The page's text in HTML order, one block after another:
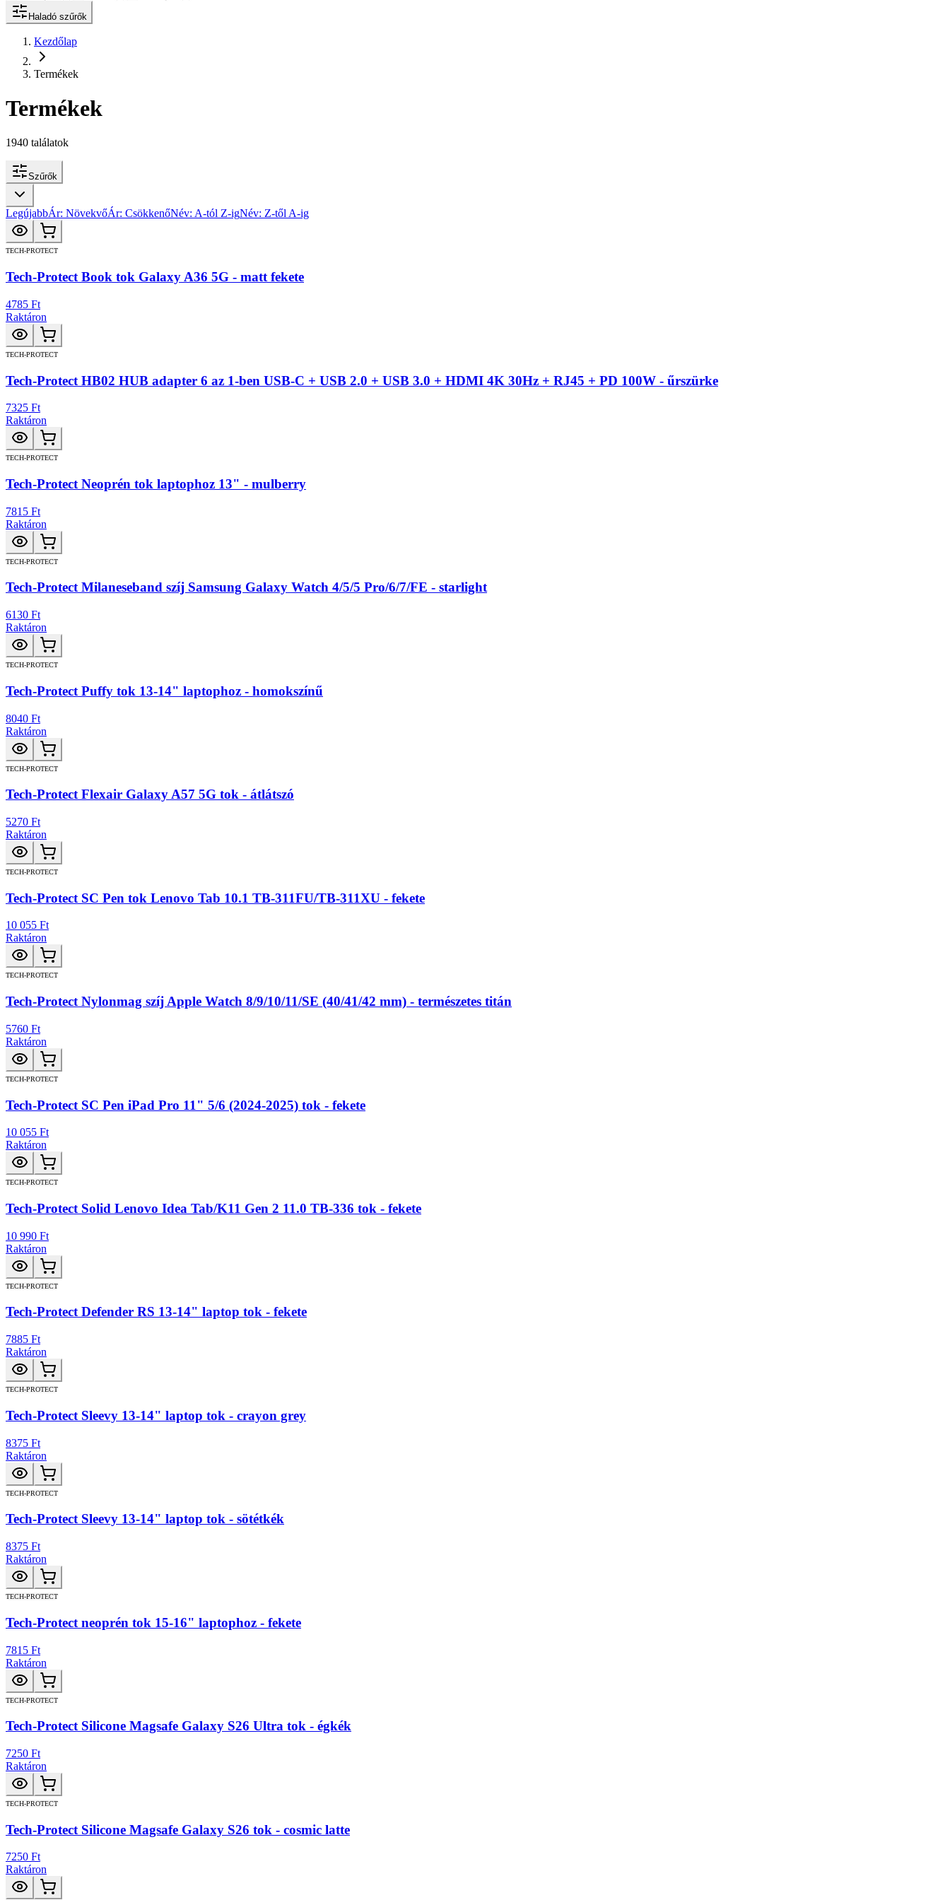
Haladó szűrők
Kezdőlap
Termékek
Termékek
1940 találatok
Szűrők
LegújabbÁr: NövekvőÁr: CsökkenőNév: A-tól Z-igNév: Z-től A-ig
TECH-PROTECT
Tech-Protect Book tok Galaxy A36 5G - matt fekete
4785 Ft
Raktáron
TECH-PROTECT
Tech-Protect HB02 HUB adapter 6 az 1-ben USB-C + USB 2.0 + USB 3.0 + HDMI 4K 30Hz + RJ45 + PD 100W - űrszürke
7325 Ft
Raktáron
TECH-PROTECT
Tech-Protect Neoprén tok laptophoz 13" - mulberry
7815 Ft
Raktáron
TECH-PROTECT
Tech-Protect Milaneseband szíj Samsung Galaxy Watch 4/5/5 Pro/6/7/FE - starlight
6130 Ft
Raktáron
TECH-PROTECT
Tech-Protect Puffy tok 13-14" laptophoz - homokszínű
8040 Ft
Raktáron
TECH-PROTECT
Tech-Protect Flexair Galaxy A57 5G tok - átlátszó
5270 Ft
Raktáron
TECH-PROTECT
Tech-Protect SC Pen tok Lenovo Tab 10.1 TB-311FU/TB-311XU - fekete
10 055 Ft
Raktáron
TECH-PROTECT
Tech-Protect Nylonmag szíj Apple Watch 8/9/10/11/SE (40/41/42 mm) - természetes titán
5760 Ft
Raktáron
TECH-PROTECT
Tech-Protect SC Pen iPad Pro 11" 5/6 (2024-2025) tok - fekete
10 055 Ft
Raktáron
TECH-PROTECT
Tech-Protect Solid Lenovo Idea Tab/K11 Gen 2 11.0 TB-336 tok - fekete
10 990 Ft
Raktáron
TECH-PROTECT
Tech-Protect Defender RS 13-14" laptop tok - fekete
7885 Ft
Raktáron
TECH-PROTECT
Tech-Protect Sleevy 13-14" laptop tok - crayon grey
8375 Ft
Raktáron
TECH-PROTECT
Tech-Protect Sleevy 13-14" laptop tok - sötétkék
8375 Ft
Raktáron
TECH-PROTECT
Tech-Protect neoprén tok 15-16" laptophoz - fekete
7815 Ft
Raktáron
TECH-PROTECT
Tech-Protect Silicone Magsafe Galaxy S26 Ultra tok - égkék
7250 Ft
Raktáron
TECH-PROTECT
Tech-Protect Silicone Magsafe Galaxy S26 tok - cosmic latte
7250 Ft
Raktáron